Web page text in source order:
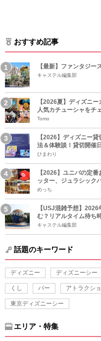
おすすめ記事
【最新】ファンタジ
キャステル編集部
【2026夏】ディズニ
人気カチューシャをチ
Tomo
【2026】ディズニー
法＆体験談！貸切開催
ひまわり
【2026】ユニバの定
ッター、ジュラシック
めっち
【USJ混雑予想】
む？リアルタイム待ち
キャステル編集部
話題のキーワード
ディズニー ディズニーシー
くし バー アトラクシ
東京ディズニーシー
エリア・特集